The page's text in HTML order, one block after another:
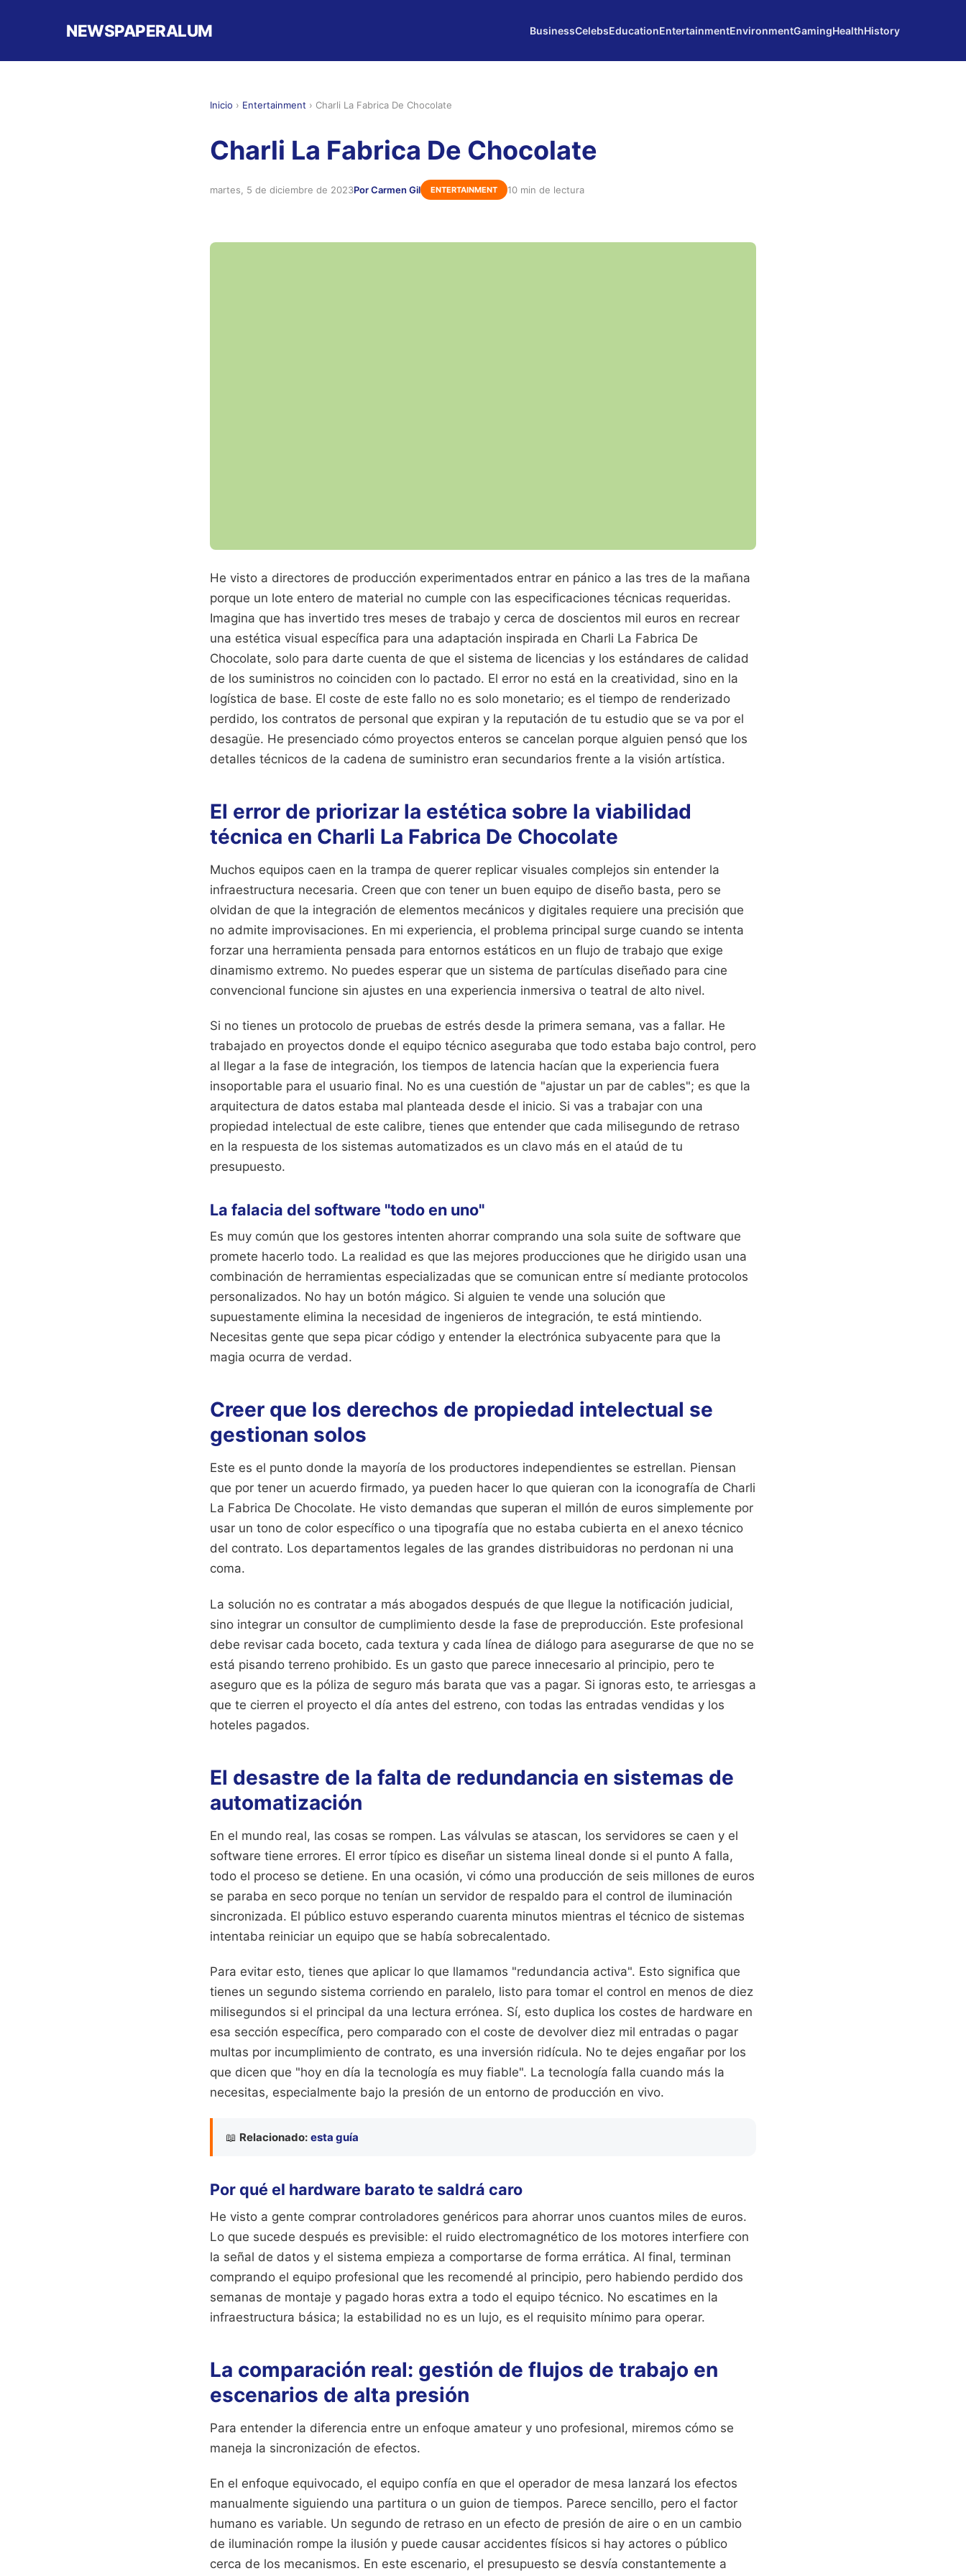
NEWSPAPERALUM BusinessCelebsEducationEntertainmentEnvironmentGamingHealthHistory
Inicio › Entertainment › Charli La Fabrica De Chocolate
Charli La Fabrica De Chocolate
martes, 5 de diciembre de 2023Por Carmen Gil ENTERTAINMENT 10 min de lectura
He visto a directores de producción experimentados entrar en pánico a las tres de la mañana
porque un lote entero de material no cumple con las especificaciones técnicas requeridas.
Imagina que has invertido tres meses de trabajo y cerca de doscientos mil euros en recrear
una estética visual específica para una adaptación inspirada en Charli La Fabrica De
Chocolate, solo para darte cuenta de que el sistema de licencias y los estándares de calidad
de los suministros no coinciden con lo pactado. El error no está en la creatividad, sino en la
logística de base. El coste de este fallo no es solo monetario; es el tiempo de renderizado
perdido, los contratos de personal que expiran y la reputación de tu estudio que se va por el
desagüe. He presenciado cómo proyectos enteros se cancelan porque alguien pensó que los
detalles técnicos de la cadena de suministro eran secundarios frente a la visión artística.
El error de priorizar la estética sobre la viabilidad
técnica en Charli La Fabrica De Chocolate
Muchos equipos caen en la trampa de querer replicar visuales complejos sin entender la
infraestructura necesaria. Creen que con tener un buen equipo de diseño basta, pero se
olvidan de que la integración de elementos mecánicos y digitales requiere una precisión que
no admite improvisaciones. En mi experiencia, el problema principal surge cuando se intenta
forzar una herramienta pensada para entornos estáticos en un flujo de trabajo que exige
dinamismo extremo. No puedes esperar que un sistema de partículas diseñado para cine
convencional funcione sin ajustes en una experiencia inmersiva o teatral de alto nivel.
Si no tienes un protocolo de pruebas de estrés desde la primera semana, vas a fallar. He
trabajado en proyectos donde el equipo técnico aseguraba que todo estaba bajo control, pero
al llegar a la fase de integración, los tiempos de latencia hacían que la experiencia fuera
insoportable para el usuario final. No es una cuestión de "ajustar un par de cables"; es que la
arquitectura de datos estaba mal planteada desde el inicio. Si vas a trabajar con una
propiedad intelectual de este calibre, tienes que entender que cada milisegundo de retraso
en la respuesta de los sistemas automatizados es un clavo más en el ataúd de tu
presupuesto.
La falacia del software "todo en uno"
Es muy común que los gestores intenten ahorrar comprando una sola suite de software que
promete hacerlo todo. La realidad es que las mejores producciones que he dirigido usan una
combinación de herramientas especializadas que se comunican entre sí mediante protocolos
personalizados. No hay un botón mágico. Si alguien te vende una solución que
supuestamente elimina la necesidad de ingenieros de integración, te está mintiendo.
Necesitas gente que sepa picar código y entender la electrónica subyacente para que la
magia ocurra de verdad.
Creer que los derechos de propiedad intelectual se
gestionan solos
Este es el punto donde la mayoría de los productores independientes se estrellan. Piensan
que por tener un acuerdo firmado, ya pueden hacer lo que quieran con la iconografía de Charli
La Fabrica De Chocolate. He visto demandas que superan el millón de euros simplemente por
usar un tono de color específico o una tipografía que no estaba cubierta en el anexo técnico
del contrato. Los departamentos legales de las grandes distribuidoras no perdonan ni una
coma.
La solución no es contratar a más abogados después de que llegue la notificación judicial,
sino integrar un consultor de cumplimiento desde la fase de preproducción. Este profesional
debe revisar cada boceto, cada textura y cada línea de diálogo para asegurarse de que no se
está pisando terreno prohibido. Es un gasto que parece innecesario al principio, pero te
aseguro que es la póliza de seguro más barata que vas a pagar. Si ignoras esto, te arriesgas a
que te cierren el proyecto el día antes del estreno, con todas las entradas vendidas y los
hoteles pagados.
El desastre de la falta de redundancia en sistemas de
automatización
En el mundo real, las cosas se rompen. Las válvulas se atascan, los servidores se caen y el
software tiene errores. El error típico es diseñar un sistema lineal donde si el punto A falla,
todo el proceso se detiene. En una ocasión, vi cómo una producción de seis millones de euros
se paraba en seco porque no tenían un servidor de respaldo para el control de iluminación
sincronizada. El público estuvo esperando cuarenta minutos mientras el técnico de sistemas
intentaba reiniciar un equipo que se había sobrecalentado.
Para evitar esto, tienes que aplicar lo que llamamos "redundancia activa". Esto significa que
tienes un segundo sistema corriendo en paralelo, listo para tomar el control en menos de diez
milisegundos si el principal da una lectura errónea. Sí, esto duplica los costes de hardware en
esa sección específica, pero comparado con el coste de devolver diez mil entradas o pagar
multas por incumplimiento de contrato, es una inversión ridícula. No te dejes engañar por los
que dicen que "hoy en día la tecnología es muy fiable". La tecnología falla cuando más la
necesitas, especialmente bajo la presión de un entorno de producción en vivo.
📖 Relacionado: esta guía
Por qué el hardware barato te saldrá caro
He visto a gente comprar controladores genéricos para ahorrar unos cuantos miles de euros.
Lo que sucede después es previsible: el ruido electromagnético de los motores interfiere con
la señal de datos y el sistema empieza a comportarse de forma errática. Al final, terminan
comprando el equipo profesional que les recomendé al principio, pero habiendo perdido dos
semanas de montaje y pagado horas extra a todo el equipo técnico. No escatimes en la
infraestructura básica; la estabilidad no es un lujo, es el requisito mínimo para operar.
La comparación real: gestión de flujos de trabajo en
escenarios de alta presión
Para entender la diferencia entre un enfoque amateur y uno profesional, miremos cómo se
maneja la sincronización de efectos.
En el enfoque equivocado, el equipo confía en que el operador de mesa lanzará los efectos
manualmente siguiendo una partitura o un guion de tiempos. Parece sencillo, pero el factor
humano es variable. Un segundo de retraso en un efecto de presión de aire o en un cambio
de iluminación rompe la ilusión y puede causar accidentes físicos si hay actores o público
cerca de los mecanismos. En este escenario, el presupuesto se desvía constantemente a